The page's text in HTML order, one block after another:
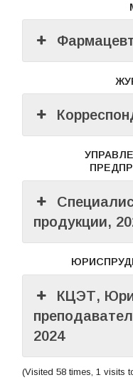
продукции,
КЦЭТ,
2024
(Visited 58 times, 1 visits